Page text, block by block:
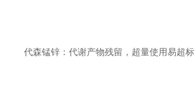
代森锰锌：代谢产物残留，超量使用易超标